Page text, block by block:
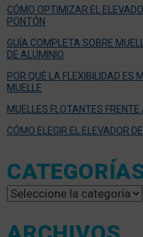
CÓMO OPTIMIZAR EL
PONTÓN
GUÍA COMPLETA SOBRE
DE ALUMINIO
POR QUÉ LA FLEXIBILIDAD ES
MUELLE
MUELLES FLOTANTES
CÓMO ELEGIR EL ELEVADOR
Categorías